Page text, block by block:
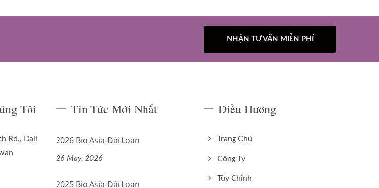
NHẬN TƯ VẤN MIỄN PHÍ
Tôi
Rd., Dali
Tin Tức Mới Nhất
2026 Bio Asia-Đài Loan
26 May, 2026
2025 Bio Asia-Đài Loan
Điều Hướng
Trang Chủ
Công Ty
Tùy Chỉnh